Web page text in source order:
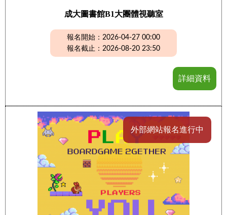
成大圖書館B1大團體視聽室
報名開始：2026-04-27 00:00
報名截止：2026-08-20 23:50
詳細資料
外部網站報名進行中